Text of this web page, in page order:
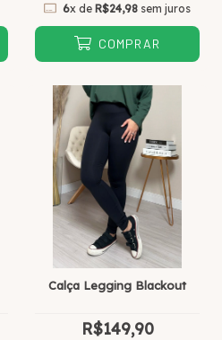
6x de R$24,98sem juros
COMPRAR
Calça Legging Blackout
R$149,90